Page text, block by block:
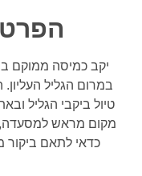
יקב כמיסה ממוקם
במרום הגליל
טיול ביקבי הגליל
מקום מראש למסעדה,
כדאי לתאם ביקור